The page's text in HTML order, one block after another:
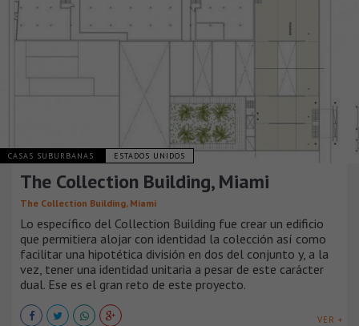
CASAS SUBURBANAS ESTADOS UNIDOS
The Collection Building, Miami
The Collection Building, Miami
Lo específico del Collection Building fue crear un edificio
que permitiera alojar con identidad la colección así como
facilitar una hipotética división en dos del conjunto y, a la
vez, tener una identidad unitaria a pesar de este carácter
dual. Ese es el gran reto de este proyecto.
VER +